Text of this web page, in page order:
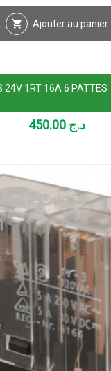
Ajouter au panier
24V 1RT 16A 6 PATTES
د.ج